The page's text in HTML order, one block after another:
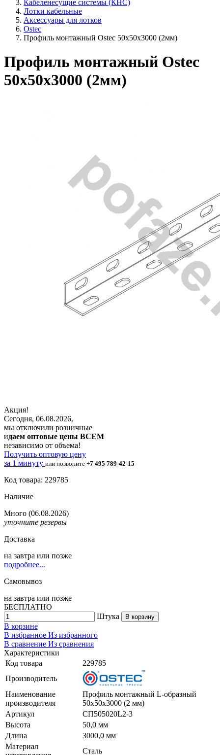
Кабеленесущие системы (КНС)
Лотки кабельные
Аксессуары для лотков
Ostec
Профиль монтажный Ostec 50х50х3000 (2мм)
Профиль монтажный Ostec
50х50х3000 (2мм)
Акция!
Сегодня, 06.08.2026,
мы отключили розничные
идаем оптовые цены ВСЕМ
независимо от объема!
Получить оптовую цену
за 1 минуту или позвоните +7 495 789-42-15
Код товара: 229785
Наличие
Много (06.08.2026)
уточните резервы
Доставка
на завтра или позже
подробнее...
Самовывоз
на завтра или позже
БЕСПЛАТНО
Штука
В корзину
В корзине
В избранное Из избранного
В сравнение Из сравнения
Характеристики
Код товара
229785
Производитель
Наименование
производителя
Профиль монтажный L-образный
50х50х3000 (2 мм)
Артикул
СП505020L2-3
Высота
50,0 мм
Длина
3000,0 мм
Материал
Сталь